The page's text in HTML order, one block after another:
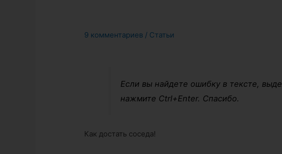
9 комментариев / Статьи
Если вы найдете ошибку в тексте,
нажмите Ctrl+Enter. Спасибо.
Как достать соседа!